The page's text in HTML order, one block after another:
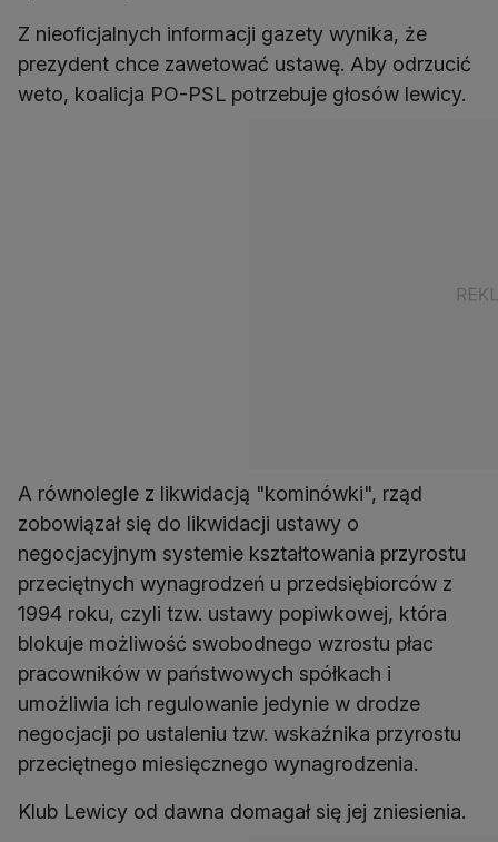
Z nieoficjalnych informacji gazety wynika, że
prezydent chce zawetować ustawę. Aby odrzucić
weto, koalicja PO-PSL potrzebuje głosów lewicy.
A równolegle z likwidacją "kominówki", rząd
zobowiązał się do likwidacji ustawy o
negocjacyjnym systemie kształtowania przyrostu
przeciętnych wynagrodzeń u przedsiębiorców z
1994 roku, czyli tzw. ustawy popiwkowej, która
blokuje możliwość swobodnego wzrostu płac
pracowników w państwowych spółkach i
umożliwia ich regulowanie jedynie w drodze
negocjacji po ustaleniu tzw. wskaźnika przyrostu
przeciętnego miesięcznego wynagrodzenia.
Klub Lewicy od dawna domagał się jej zniesienia.